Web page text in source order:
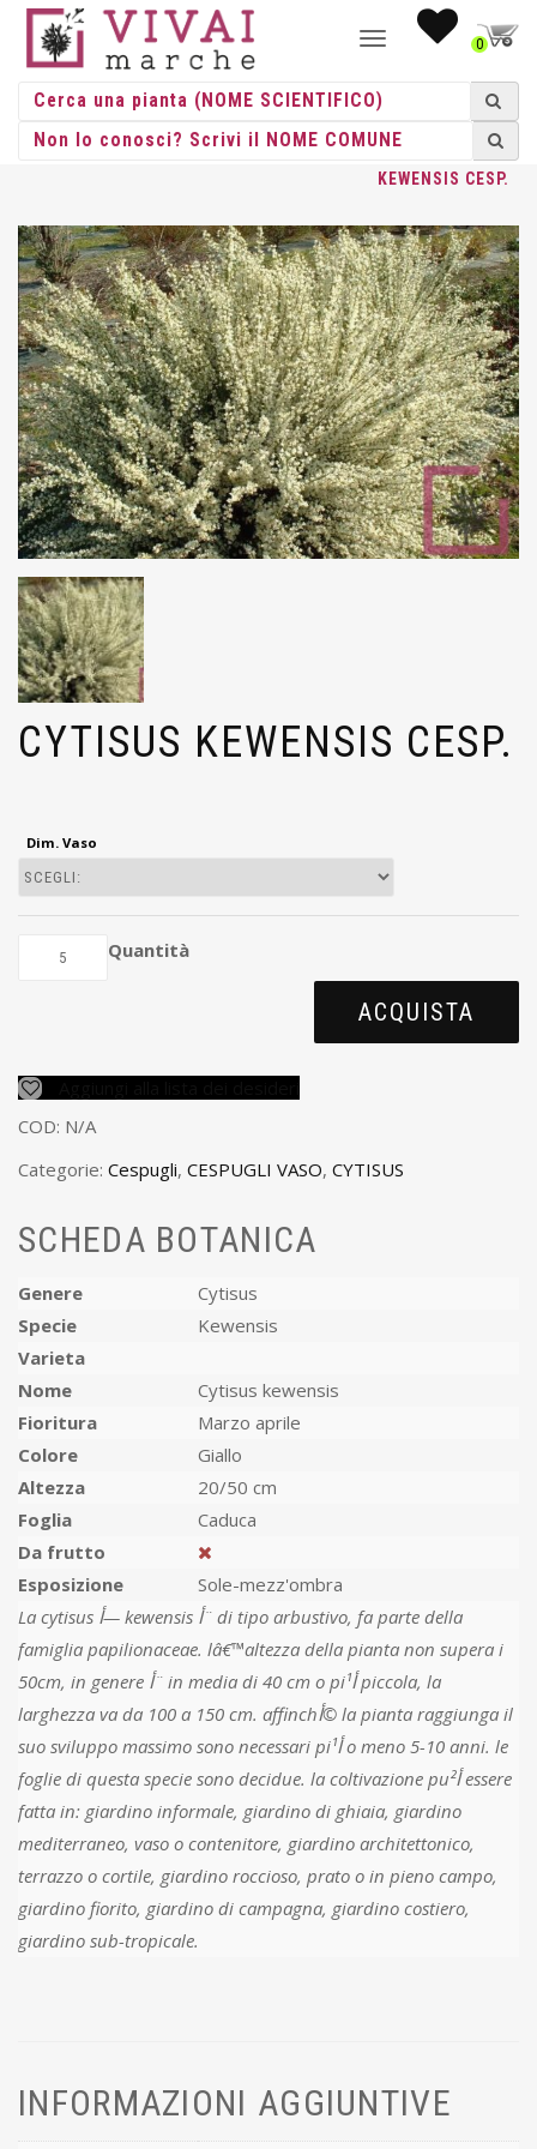
NAVIGAZIONE0
HOME/CESPUGLI/CESPUGLI VASO/ CYTISUS / CYTISUS
KEWENSIS CESP.
CYTISUS KEWENSIS CESP.
Dim. Vaso
Quantità
ACQUISTA
COD: N/A
Categorie: Cespugli, CESPUGLI VASO, CYTISUS
SCHEDA BOTANICA
Genere
Cytisus
Specie
Kewensis
Varieta
Nome
Cytisus kewensis
Fioritura
Marzo aprile
Colore
Giallo
Altezza
20/50 cm
Foglia
Caduca
Da frutto
Esposizione
Sole-mezz'ombra
La cytisus أ— kewensis أ¨ di tipo arbustivo, fa parte della
famiglia papilionaceae. lâ€™altezza della pianta non supera i
50cm, in genere أ¨ in media di 40 cm o piأ¹ piccola, la
larghezza va da 100 a 150 cm. affinchأ© la pianta raggiunga il
suo sviluppo massimo sono necessari piأ¹ o meno 5-10 anni. le
foglie di questa specie sono decidue. la coltivazione puأ² essere
fatta in: giardino informale, giardino di ghiaia, giardino
mediterraneo, vaso o contenitore, giardino architettonico,
terrazzo o cortile, giardino roccioso, prato o in pieno campo,
giardino fiorito, giardino di campagna, giardino costiero,
giardino sub-tropicale.
INFORMAZIONI AGGIUNTIVE